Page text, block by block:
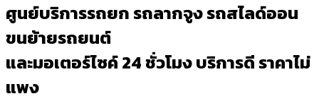
ศูนย์บริการรถยก รถลากจูง รถสไลด์ออน
ขนย้ายรถยนต์
และมอเตอร์ไซค์ 24 ชั่วโมง บริการดี ราคาไม่
แพง